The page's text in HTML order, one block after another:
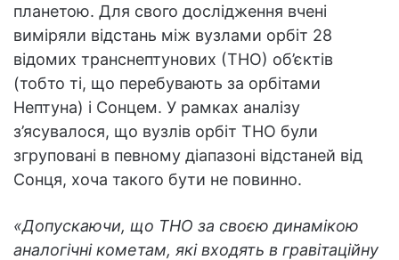
планетою. Для свого дослідження вчені
виміряли відстань між вузлами орбіт 28
відомих транснептунових (ТНО) об’єктів
(тобто ті, що перебувають за орбітами
Нептуна) і Сонцем. У рамках аналізу
з’ясувалося, що вузлів орбіт ТНО були
згруповані в певному діапазоні відстаней від
Сонця, хоча такого бути не повинно.
«Допускаючи, що ТНО за своєю динамікою
аналогічні кометам, які входять в гравітаційну